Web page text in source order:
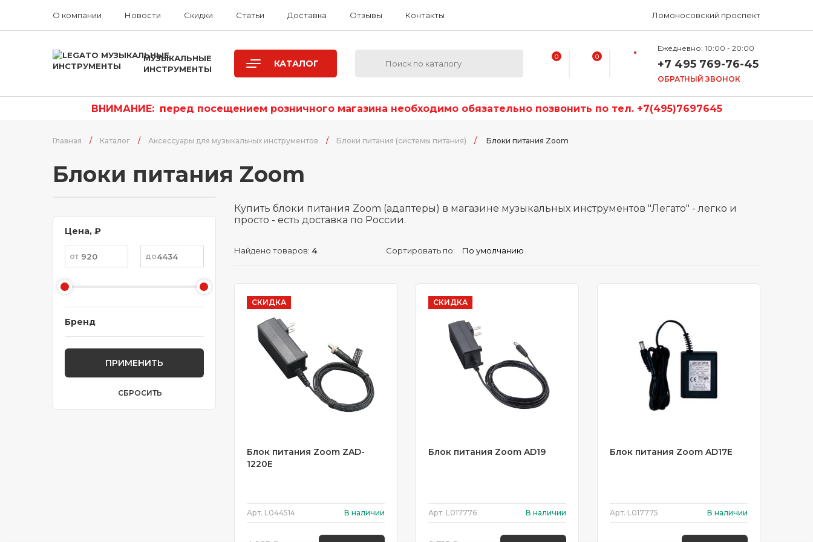
О компании Новости Скидки Статьи Доставка Отзывы Контакты Ломоносовский проспект
МУЗЫКАЛЬНЫЕ
ИНСТРУМЕНТЫ
КАТАЛОГ
0 0
Ежедневно: 10:00 - 20:00
+7 495 769-76-45
ОБРАТНЫЙ ЗВОНОК
ВНИМАНИЕ: перед посещением розничного магазина необходимо обязательно позвонить по тел. +7(495)7697645
Главная / Каталог / Аксессуары для музыкальных инструментов / Блоки питания (системы питания) / Блоки питания Zoom
Блоки питания Zoom
Цена, ₽
Бренд
ПРИМЕНИТЬ
СБРОСИТЬ
Купить блоки питания Zoom (адаптеры) в магазине музыкальных инструментов "Легато" - легко и
просто - есть доставка по России.
Найдено товаров: 4 Сортировать по:
СКИДКА
Блок питания Zoom ZAD-
1220E
Арт. L044514 В наличии
СКИДКА
Блок питания Zoom AD19
Арт. L017776 В наличии
Блок питания Zoom AD17E
Арт. L017775 В наличии